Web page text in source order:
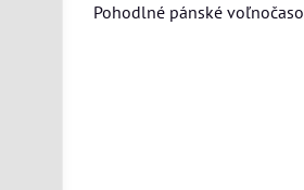
Pohodlné pánské